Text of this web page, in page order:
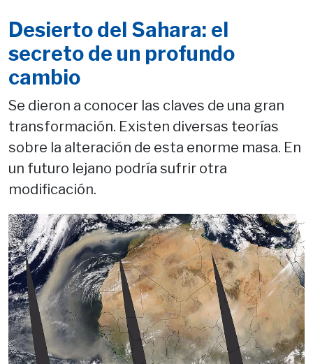
Desierto del Sahara: el
secreto de un profundo
cambio
Se dieron a conocer las claves de una gran
transformación. Existen diversas teorías
sobre la alteración de esta enorme masa. En
un futuro lejano podría sufrir otra
modificación.